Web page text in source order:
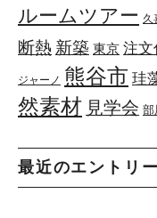
ルームツアー 久
断熱 新築 東京 注文
ジャーノ 熊谷市 珪
然素材 見学会 部
最近のエントリー